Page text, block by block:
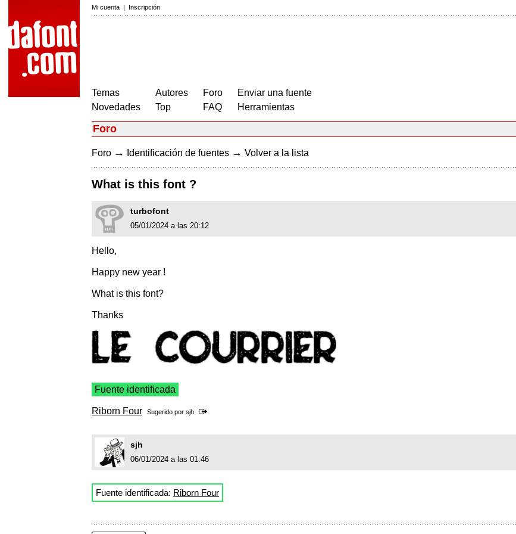
Mi cuenta | Inscripción
Temas
Novedades
Autores
Top
Foro
FAQ
Enviar una fuente
Herramientas
Foro
Foro → Identificación de fuentes → Volver a la lista
What is this font ?
turbofont
05/01/2024 a las 20:12
Hello,
Happy new year !
What is this font?
Thanks
Fuente identificada
Riborn Four Sugerido por sjh
sjh
06/01/2024 a las 01:46
Fuente identificada: Riborn Four